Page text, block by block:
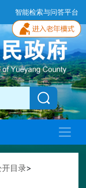
智能检索与问答平台
目录>